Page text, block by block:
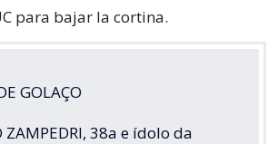
para bajar la cortina.
GOLAÇO
ZAMPEDRI, 38a e ídolo da